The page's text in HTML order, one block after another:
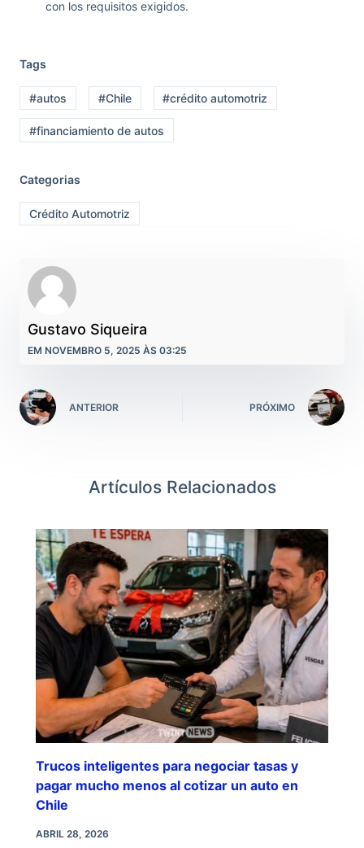
con los requisitos exigidos.
Tags
#autos #Chile #crédito automotriz
#financiamiento de autos
Categorias
Crédito Automotriz
Gustavo Siqueira
EM NOVEMBRO 5, 2025 ÀS 03:25
ANTERIOR PRÓXIMO
Artículos Relacionados
Trucos inteligentes para negociar tasas y
pagar mucho menos al cotizar un auto en
Chile
ABRIL 28, 2026